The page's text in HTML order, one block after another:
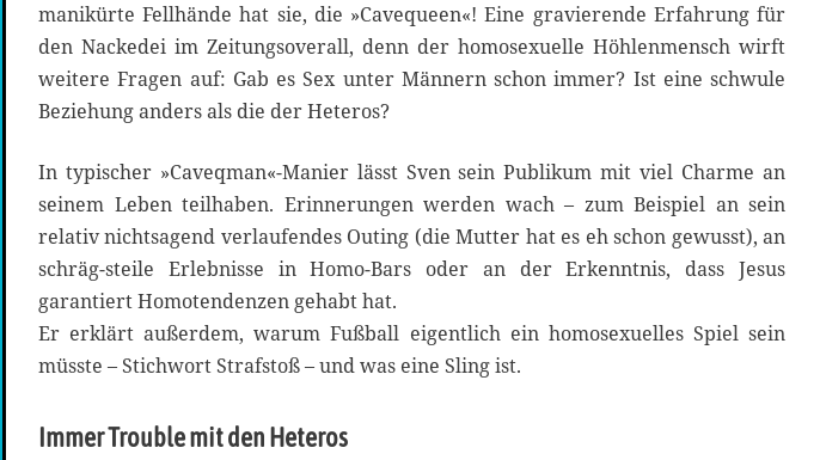
manikürte Fellhände hat sie, die »Cavequeen«! Eine gravierende Erfahrung für
den Nackedei im Zeitungsoverall, denn der homosexuelle Höhlenmensch wirft
weitere Fragen auf: Gab es Sex unter Männern schon immer? Ist eine schwule
Beziehung anders als die der Heteros?
In typischer »Caveqman«-Manier lässt Sven sein Publikum mit viel Charme an
seinem Leben teilhaben. Erinnerungen werden wach – zum Beispiel an sein
relativ nichtsagend verlaufendes Outing (die Mutter hat es eh schon gewusst), an
schräg-steile Erlebnisse in Homo-Bars oder an der Erkenntnis, dass Jesus
garantiert Homotendenzen gehabt hat.
Er erklärt außerdem, warum Fußball eigentlich ein homosexuelles Spiel sein
müsste – Stichwort Strafstoß – und was eine Sling ist.
Immer Trouble mit den Heteros